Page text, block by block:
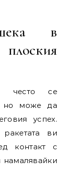
в
често се
но може да
успех.
ви
контакт с
намалявайки